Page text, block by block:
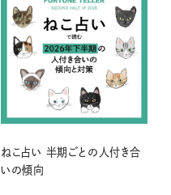
ねこ占い 半期ごとの人付き合
いの傾向